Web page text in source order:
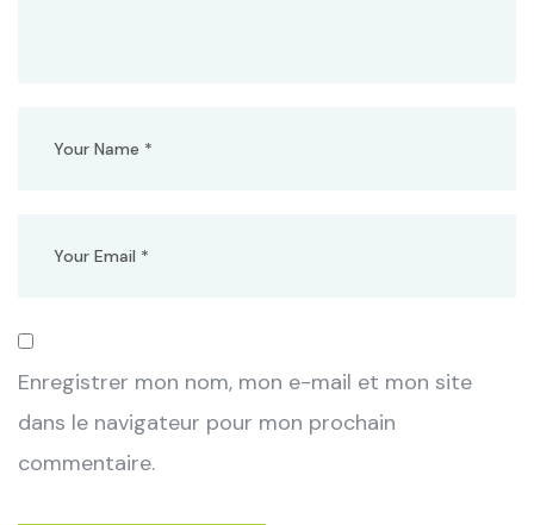
Enregistrer mon nom, mon e-mail et mon site
dans le navigateur pour mon prochain
commentaire.